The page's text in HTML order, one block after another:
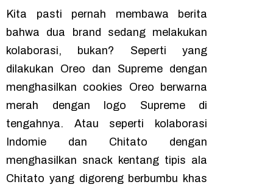
Kita pasti pernah membawa berita
bahwa dua
brand sedang melakukan
kolaborasi, bukan? Seperti yang
dilakukan Oreo dan Supreme dengan
menghasilkan cookies Oreo berwarna
merah dengan logo Supreme di
tengahnya. Atau seperti kolaborasi
Indomie dan Chitato dengan
menghasilkan snack kentang tipis ala
Chitato yang digoreng berbumbu khas